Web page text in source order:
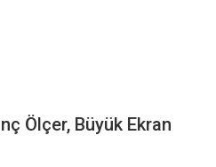
Ölçer, Büyük Ekran